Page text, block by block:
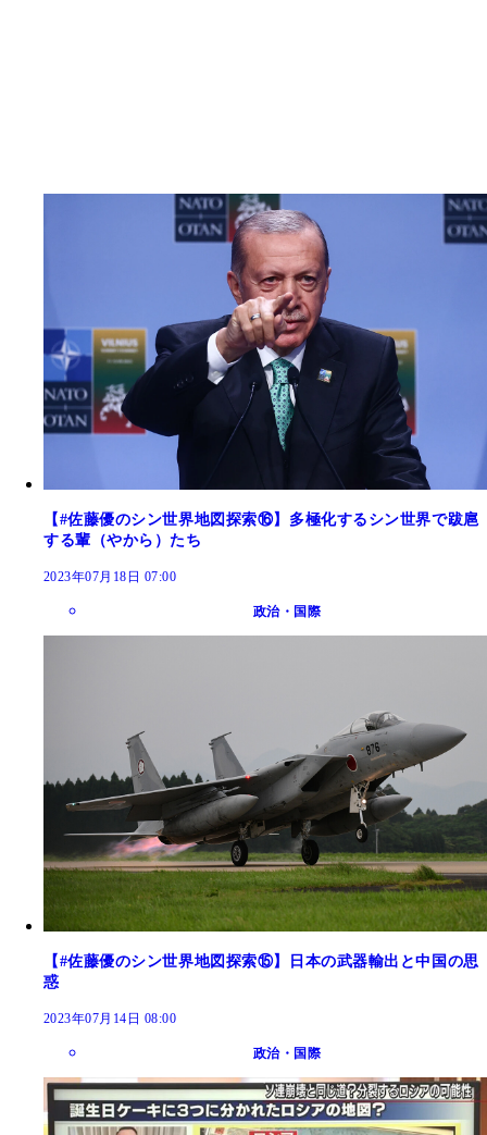
【#佐藤優のシン世界地図探索⑯】多極化するシン世界で跋扈
する輩（やから）たち
2023年07月18日 07:00
政治・国際
【#佐藤優のシン世界地図探索⑮】日本の武器輸出と中国の思
惑
2023年07月14日 08:00
政治・国際